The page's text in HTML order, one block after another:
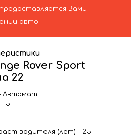
Вами
авто.
Rover Sport
22
Автомат
5
водителя (лет) – 25